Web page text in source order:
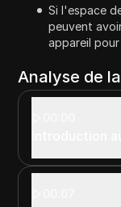
Si l'espace
peuvent
appareil
Analyse de